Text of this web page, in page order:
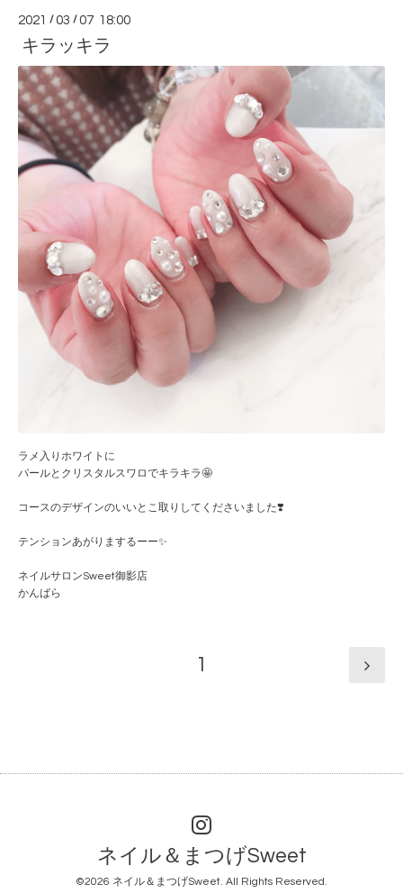
2021 /03 /07 18:00
キラッキラ
ラメ入りホワイトに
パールとクリスタルスワロでキラキラ🤩
コースのデザインのいいとこ取りしてくださいました❣️
テンションあがりまするーー✨
ネイルサロンSweet御影店
かんばら
1
ネイル＆まつげSweet
©2026 ネイル＆まつげSweet. All Rights Reserved.